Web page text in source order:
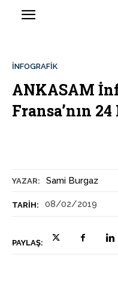
YAZAR: Sami Burgaz
TARIH: 08/02/2019
PAYLAŞ:
İNFOGRAFIK
ANKASAM
Fransa’nın 24